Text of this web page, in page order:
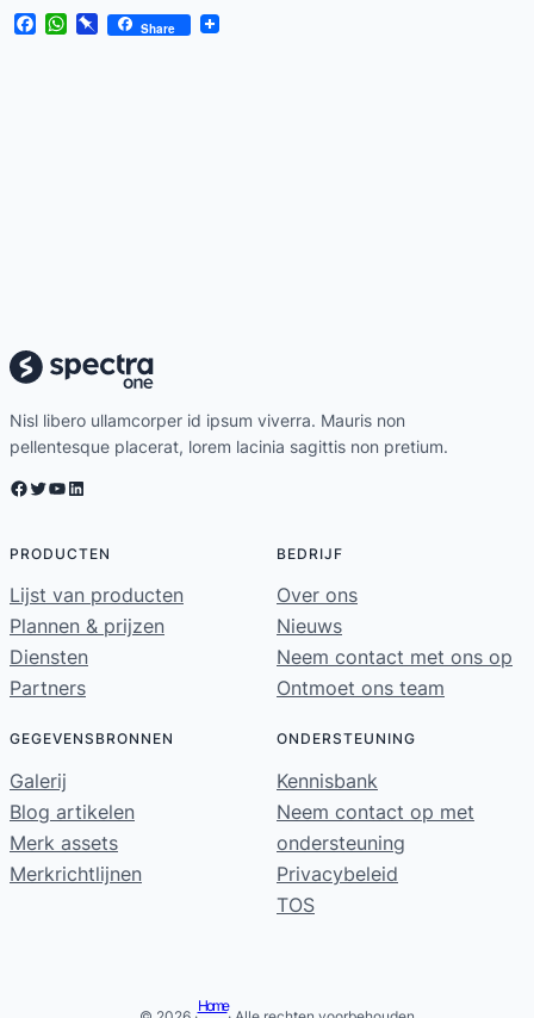
Facebook
WhatsApp
Pinboard
Share
Nisl libero ullamcorper id ipsum viverra. Mauris non
pellentesque placerat, lorem lacinia sagittis non pretium.
Facebook Twitter YouTube LinkedIn
PRODUCTEN
Lijst van producten
Plannen & prijzen
Diensten
Partners
BEDRIJF
Over ons
Nieuws
Neem contact met ons op
Ontmoet ons team
GEGEVENSBRONNEN
Galerij
Blog artikelen
Merk assets
Merkrichtlijnen
ONDERSTEUNING
Kennisbank
Neem contact op met
ondersteuning
Privacybeleid
TOS
Home